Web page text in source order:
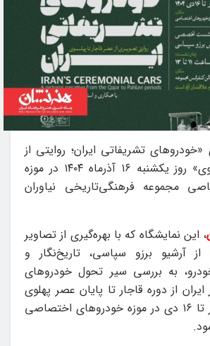
تشریفاتی ایران؛ روایتی از
عصر قاجار تا پهلوی» روز یکشنبه ۱۶ آذرماه ۱۴۰۴ در موزه
مجموعه فرهنگی‌تاریخی نیاوران
، این نمایشگاه که با بهره‌گیری از تصاویر
آرشیو برزو سپاسی، تاریخ‌نگار و
به بررسی سیر تحول خودروهای
ایران از دوره قاجار تا پایان عصر پهلوی
می‌پردازد از ۱۶ آذر تا ۱۶ دی در موزه خودروهای اختصاصی